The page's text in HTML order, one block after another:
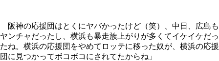
阪神の応援団はとくにヤバかったけど（笑）、中日、広島も
ヤンチャだったし、横浜も暴走族上がりが多くてイケイケだっ
たね。横浜の応援団をやめてロッテに移った奴が、横浜の応援
団に見つかってボコボコにされてたからね」